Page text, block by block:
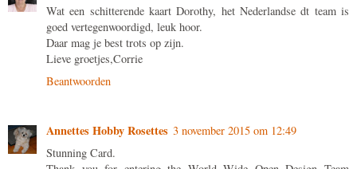
Wat een schitterende kaart Dorothy, het Nederlandse dt team is
goed vertegenwoordigd, leuk hoor.
Daar mag je best trots op zijn.
Lieve groetjes,Corrie
Beantwoorden
Annettes Hobby Rosettes 3 november 2015 om 12:49
Stunning Card.